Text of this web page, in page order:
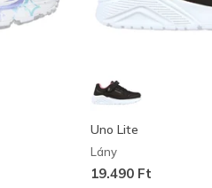
Uno Lite
Lány
19.490 Ft